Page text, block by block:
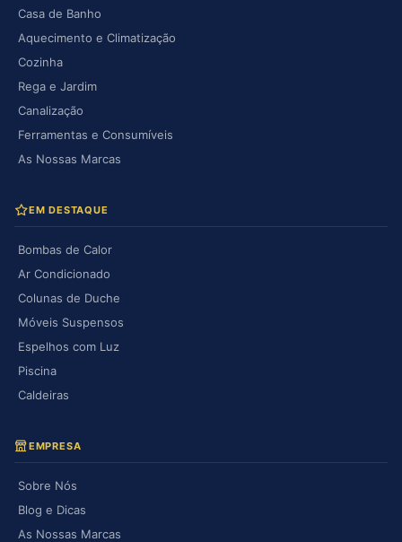
Casa de Banho
Aquecimento e Climatização
Cozinha
Rega e Jardim
Canalização
Ferramentas e Consumíveis
As Nossas Marcas
EM DESTAQUE
Bombas de Calor
Ar Condicionado
Colunas de Duche
Móveis Suspensos
Espelhos com Luz
Piscina
Caldeiras
EMPRESA
Sobre Nós
Blog e Dicas
As Nossas Marcas